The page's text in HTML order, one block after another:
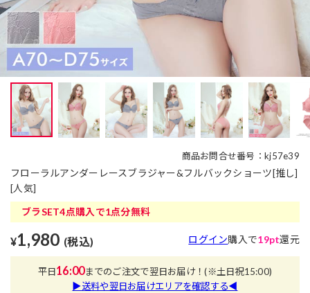
商品お問合せ番号：kj57e39
フローラルアンダーレースブラジャー&フルバックショーツ[推し]
[人気]
ブラSET4点購入で1点分無料
¥1,980 (税込) ログイン購入で19pt還元
平日16:00までのご注文で翌日お届け！(※土日祝15:00)
▶送料や翌日お届けエリアを確認する◀